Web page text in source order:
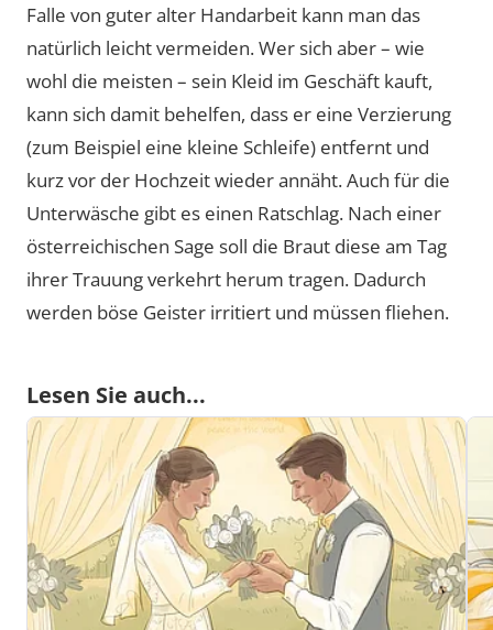
Falle von guter alter Handarbeit kann man das
natürlich leicht vermeiden. Wer sich aber – wie
wohl die meisten – sein Kleid im Geschäft kauft,
kann sich damit behelfen, dass er eine Verzierung
(zum Beispiel eine kleine Schleife) entfernt und
kurz vor der Hochzeit wieder annäht. Auch für die
Unterwäsche gibt es einen Ratschlag. Nach einer
österreichischen Sage soll die Braut diese am Tag
ihrer Trauung verkehrt herum tragen. Dadurch
werden böse Geister irritiert und müssen fliehen.
Lesen Sie auch...